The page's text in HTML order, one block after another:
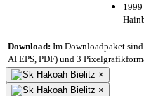
Download: Im Downloadpaket
AI EPS, PDF) und 3
×
×